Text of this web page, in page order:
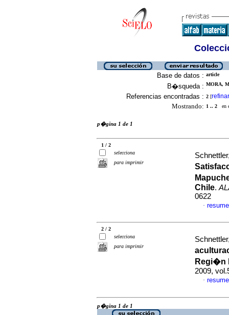
Base de datos : article
B�squeda : MORA,
Referencias encontradas : 2 [refinar
Mostrando: 1 .. 2 en
p�gina 1 de 1
1 / 2
selecciona
para imprimir
Chile.
0622
·
2 / 2
selecciona
para imprimir
Regi�n
2009,
·
p�gina 1 de 1